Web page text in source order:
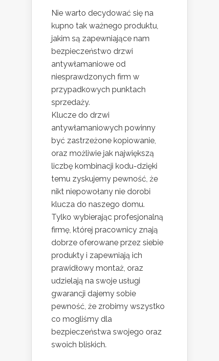
Nie warto decydować się na
kupno tak ważnego produktu,
jakim są zapewniające nam
bezpieczeństwo drzwi
antywłamaniowe od
niesprawdzonych firm w
przypadkowych punktach
sprzedaży.
Klucze do drzwi
antywłamaniowych powinny
być zastrzeżone kopiowanie,
oraz możliwie jak największą
liczbę kombinacji kodu-dzięki
temu zyskujemy pewność, że
nikt niepowołany nie dorobi
klucza do naszego domu.
Tylko wybierając profesjonalną
firmę, której pracownicy znają
dobrze oferowane przez siebie
produkty i zapewniają ich
prawidłowy montaż, oraz
udzielają na swoje usługi
gwarancji dajemy sobie
pewność, że zrobimy wszystko
co mogliśmy dla
bezpieczeństwa swojego oraz
swoich bliskich.